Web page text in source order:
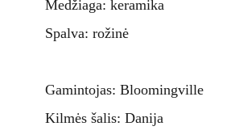
Medžiaga: keramika
Spalva: rožinė
Gamintojas: Bloomingville
Kilmės šalis: Danija